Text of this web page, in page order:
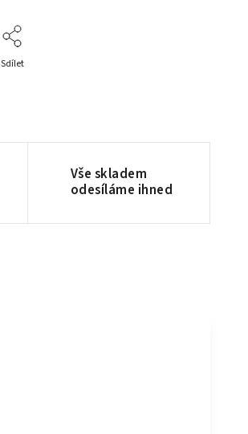
Sdílet
Vše skladem
odesíláme ihned